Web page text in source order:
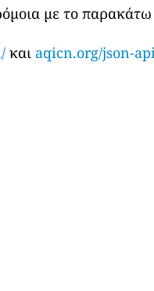
με το
και aqicn.org/json-